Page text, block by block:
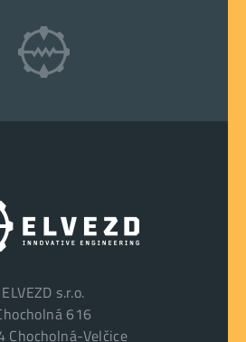
ELVEZD s.r.o.
616
Chocholná-Velčice